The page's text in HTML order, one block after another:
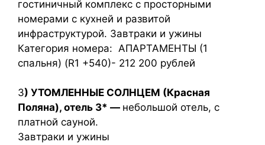
гостиничный комплекс с просторными
номерами с кухней и развитой
инфраструктурой. Завтраки и ужины
Категория номера: АПАРТАМЕНТЫ (1
спальня) (R1 +540)- 212 200 рублей
3) УТОМЛЕННЫЕ СОЛНЦЕМ (Красная
Поляна), отель 3* — небольшой отель, с
платной сауной.
Завтраки и ужины